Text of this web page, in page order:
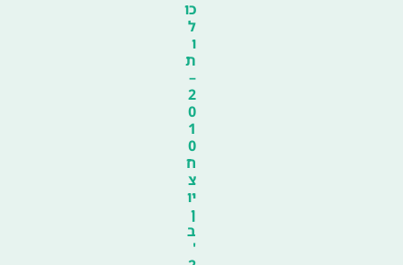
כו
ל
ו
ת
–
2
0
1
0
ח
צ
יו
ן
ב
'